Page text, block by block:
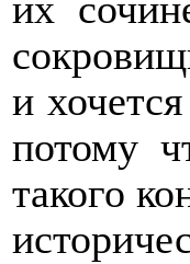
их
и
потому
такого